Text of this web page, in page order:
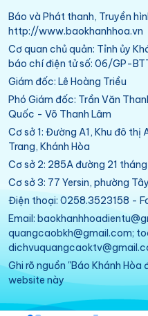
Báo và Phát thanh, Truyền
http://www.baokhanhhoa.vn
Cơ quan chủ quản: Tỉnh ủy
báo chí điện tử số: 06/GP-
Giám đốc: Lê Hoàng Triều
Phó Giám đốc: Trần Văn
Quốc - Võ Thanh Lâm
Cơ sở 1: Đường A1, Khu đô thị
Trang, Khánh Hòa
Cơ sở 2: 285A đường 21
Cơ sở 3: 77 Yersin, phường
Điện thoại: 0258.3523158 -
Email:
quangcaobkh@gmail.com;
Ghi rõ nguồn "Báo Khánh
website này